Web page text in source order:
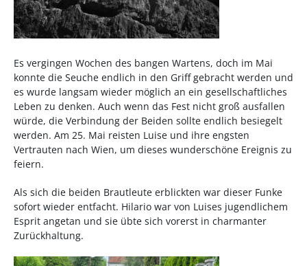
Es vergingen Wochen des bangen Wartens, doch im Mai
konnte die Seuche endlich in den Griff gebracht werden und
es wurde langsam wieder möglich an ein gesellschaftliches
Leben zu denken. Auch wenn das Fest nicht groß ausfallen
würde, die Verbindung der Beiden sollte endlich besiegelt
werden. Am 25. Mai reisten Luise und ihre engsten
Vertrauten nach Wien, um dieses wunderschöne Ereignis zu
feiern.
Als sich die beiden Brautleute erblickten war dieser Funke
sofort wieder entfacht. Hilario war von Luises jugendlichem
Esprit angetan und sie übte sich vorerst in charmanter
Zurückhaltung.